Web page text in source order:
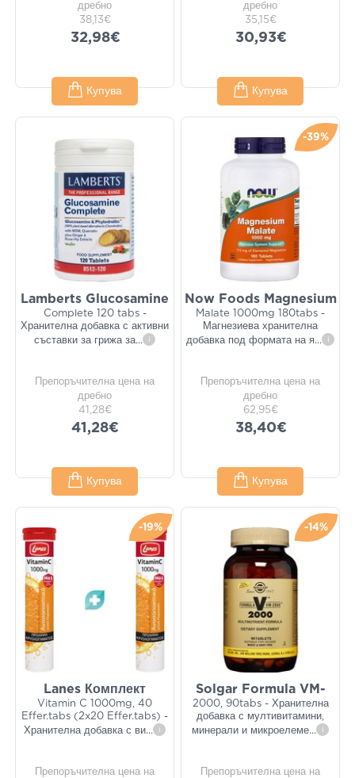
дребно
38,13€
32,98€
Купува
дребно
35,15€
30,93€
Купува
Lamberts Glucosamine
Complete 120 tabs -
Хранителна добавка с активни
съставки за грижа за... i
Препоръчителна цена на
дребно
41,28€
41,28€
Купува
-39%
Now Foods Magnesium
Malate 1000mg 180tabs -
Магнезиева хранителна
добавка под формата на я... i
Препоръчителна цена на
дребно
62,95€
38,40€
Купува
-19%
Lanes Комплект
Vitamin C 1000mg, 40
Effer.tabs (2x20 Effer.tabs) -
Хранителна добавка с ви... i
Препоръчителна цена на
-14%
Solgar Formula VM-
2000, 90tabs - Хранителна
добавка с мултивитамини,
минерали и микроелеме... i
Препоръчителна цена на